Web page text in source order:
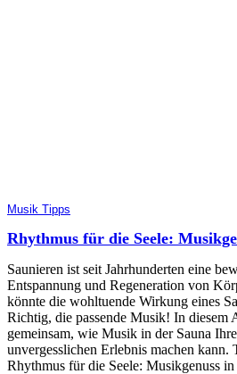
Musik Tipps
Rhythmus für die Seele:
Saunieren ist seit Jahrhunderten eine
Entspannung und Regeneration von
könnte die wohltuende Wirkung eines
Richtig, die passende Musik! In diesem
gemeinsam, wie Musik in der Sauna
unvergesslichen Erlebnis machen kann.
Rhythmus für die Seele: Musikgenuss in